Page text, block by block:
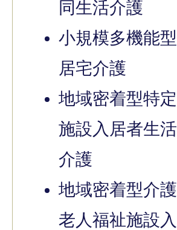
同生活介護
小規模多機能型
居宅介護
地域密着型特定
施設入居者生活
介護
地域密着型介護
老人福祉施設入